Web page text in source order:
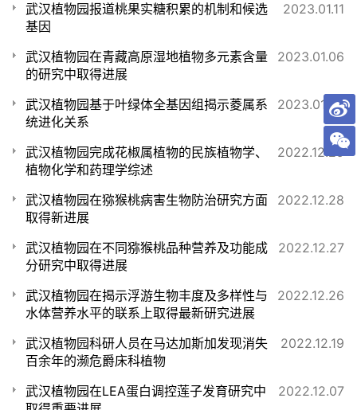
2023.01.11
武汉植物园报道桃果实糖积累的机制和候选
基因
2023.01.06
武汉植物园在青藏高原湿地植物多元素含量
的研究中取得进展
2023.01.04
武汉植物园基于叶绿体全基因组揭示菱属系
统进化关系
2022.12.29
武汉植物园完成花椒属植物的民族植物学、
植物化学和药理学综述
2022.12.28
武汉植物园在猕猴桃病害生物防治研究方面
取得新进展
2022.12.27
武汉植物园在不同猕猴桃品种营养及功能成
分研究中取得进展
2022.12.26
武汉植物园在揭示浮游生物丰度及多样性与
水体营养水平的联系上取得最新研究进展
2022.12.19
武汉植物园科研人员在马达加斯加发现消失
百余年的濒危爵床科植物
2022.12.07
武汉植物园在LEA蛋白调控莲子发育研究中